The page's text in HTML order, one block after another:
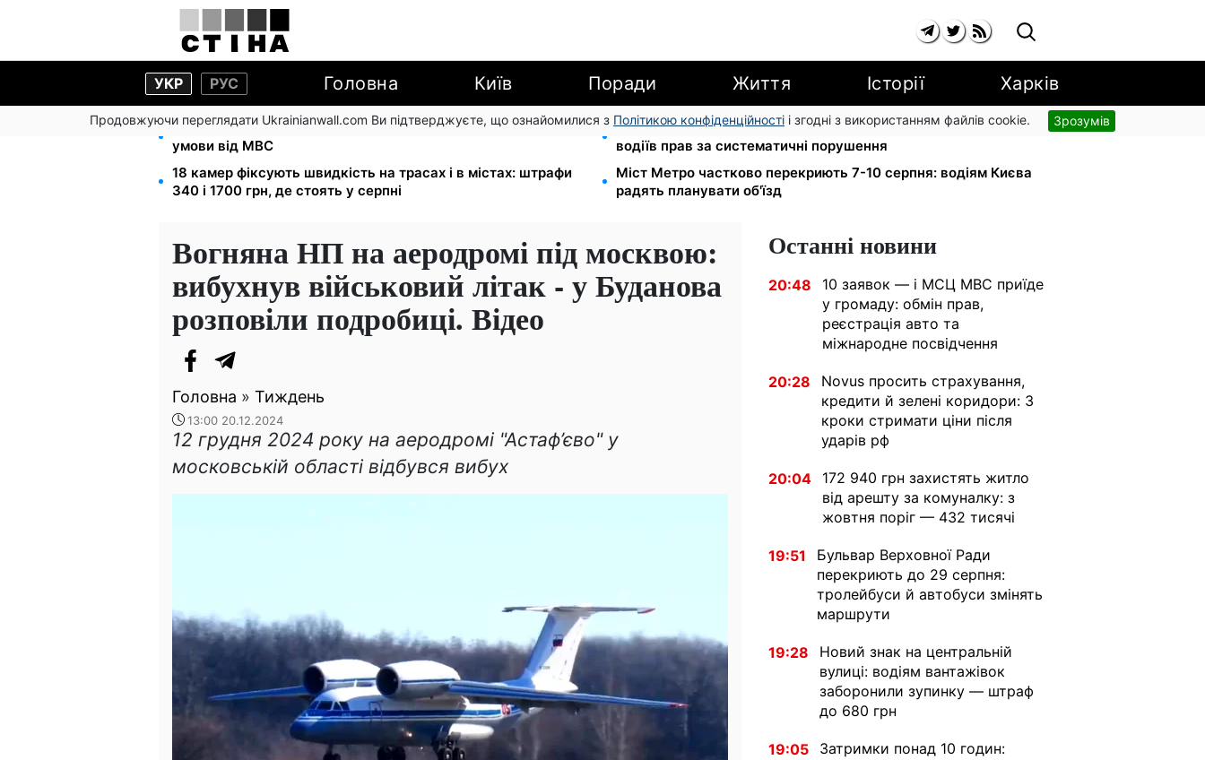
УКР РУС Головна Київ Поради Життя Історії Харків
Продовжуючи переглядати Ukrainianwall.com Ви підтверджуєте, що ознайомилися з Політикою конфіденційності і згодні з використанням файлів cookie. Зрозумів
Звільнені з полону безплатно відновлять посвідчення водія:
умови від МВС
26 000 підписів — Зеленський доручив РНБО позбавляти
водіїв прав за систематичні порушення
18 камер фіксують швидкість на трасах і в містах: штрафи
340 і 1700 грн, де стоять у серпні
Міст Метро частково перекриють 7-10 серпня: водіям Києва
радять планувати об'їзд
Вогняна НП на аеродромі під москвою:
вибухнув військовий літак - у Буданова
розповіли подробиці. Відео
Головна » Тиждень
13:00 20.12.2024
12 грудня 2024 року на аеродромі "Астаф’єво" у
московській області відбувся вибух
Останні новини
20:48
10 заявок — і МСЦ МВС приїде
у громаду: обмін прав,
реєстрація авто та
міжнародне посвідчення
20:28
Novus просить страхування,
кредити й зелені коридори: 3
кроки стримати ціни після
ударів рф
20:04
172 940 грн захистять житло
від арешту за комуналку: з
жовтня поріг — 432 тисячі
19:51
Бульвар Верховної Ради
перекриють до 29 серпня:
тролейбуси й автобуси змінять
маршрути
19:28
Новий знак на центральній
вулиці: водіям вантажівок
заборонили зупинку — штраф
до 680 грн
19:05
Затримки понад 10 годин: